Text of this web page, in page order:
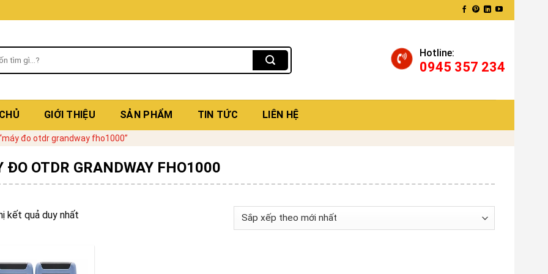
Hotline:
0945 357 234
GIỚI THIỆU SẢN PHẨM TIN TỨC LIÊN HỆ
đo otdr grandway fho1000”
ĐO OTDR GRANDWAY FHO1000
kết quả duy nhất